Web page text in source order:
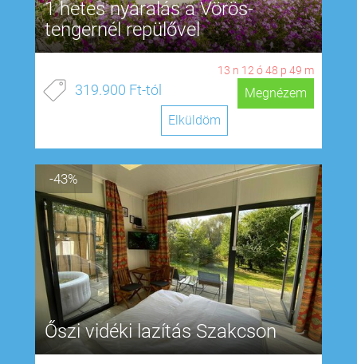
1 hetes nyaralás a Vörös-
tengernél repülővel
13 n 12 ó48 p 48 m
319.900 Ft-tól
Megnézem
Elküldöm
-43%
Őszi vidéki lazítás Szakcson